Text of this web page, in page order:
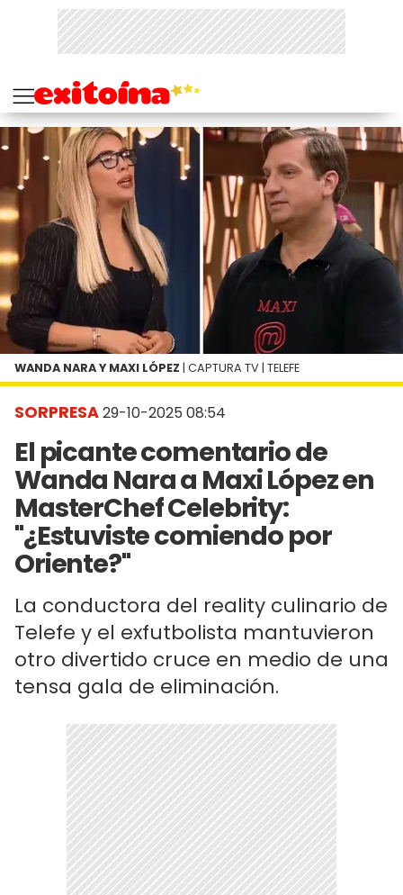
SORPRESA29-10-2025 08:54
El picante comentario de
Wanda Nara a Maxi López en
MasterChef Celebrity:
"¿Estuviste comiendo por
Oriente?"
La conductora del reality culinario de
Telefe y el exfutbolista mantuvieron
otro divertido cruce en medio de una
tensa gala de eliminación.
WANDA NARA Y MAXI LÓPEZ | CAPTURA TV | TELEFE